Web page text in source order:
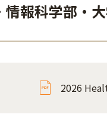
報科学部・
2026